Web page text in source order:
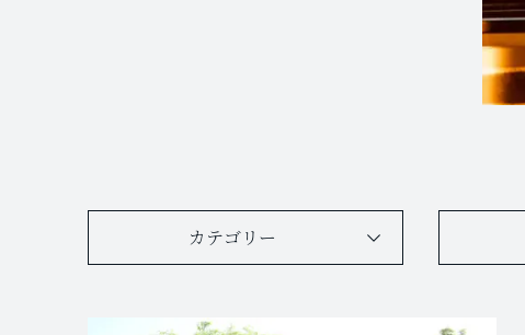
カテゴリー